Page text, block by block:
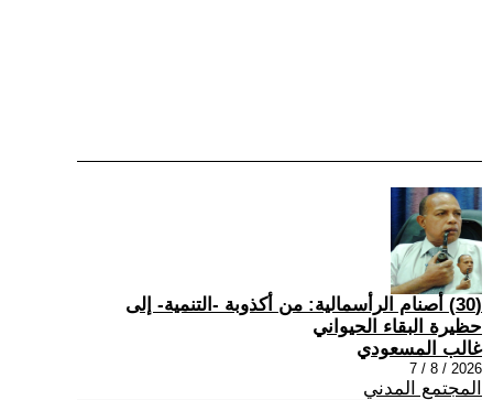
(30) أصنام الرأسمالية: من أكذوبة -التنمية- إلى
حظيرة البقاء الحيواني
غالب المسعودي
2026 / 8 / 7
المجتمع المدني